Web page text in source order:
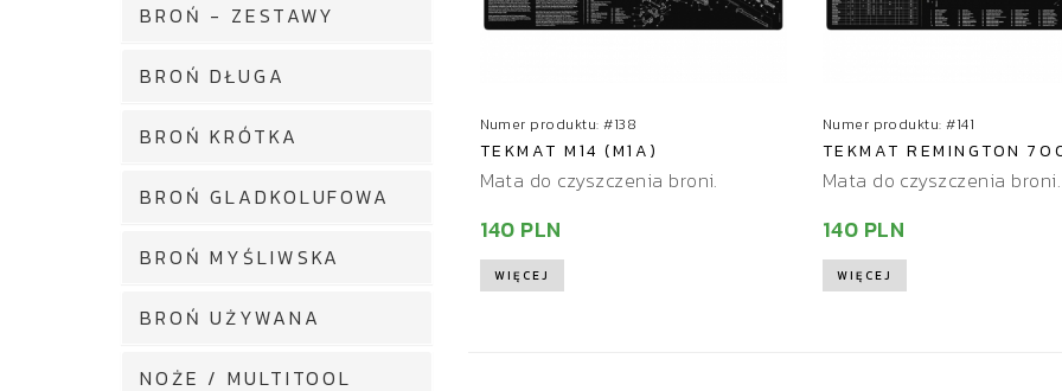
BROŃ - ZESTAWY
BROŃ DŁUGA
BROŃ KRÓTKA
BROŃ GLADKOLUFOWA
BROŃ MYŚLIWSKA
BROŃ UŻYWANA
NOŻE / MULTITOOL
Numer produktu: #138
TEKMAT M14 (M1A)
Mata do czyszczenia broni.
140 PLN
WIĘCEJ
Numer produktu: #141
TEKMAT REMINGTON
Mata do czyszczenia broni.
140 PLN
WIĘCEJ